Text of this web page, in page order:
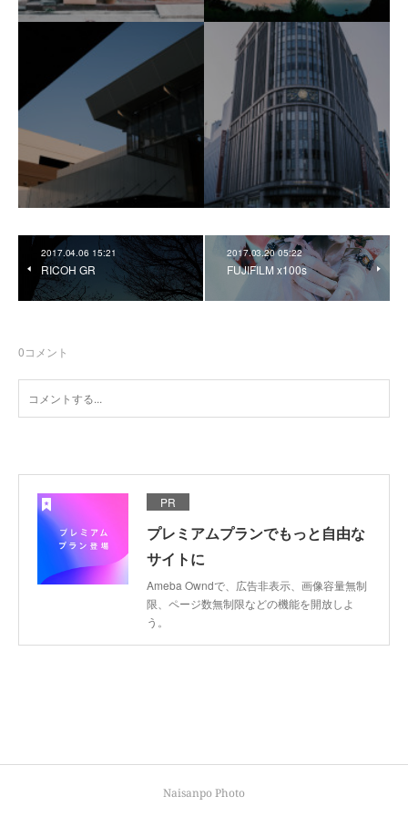
2017.04.06 15:21
RICOH GR
2017.03.20 05:22
FUJIFILM x100s
0コメント
PR
プレミアムプランでもっと自由な
サイトに
Ameba Owndで、広告非表示、画像容量無制
限、ページ数無制限などの機能を開放しよ
う。
Naisanpo Photo